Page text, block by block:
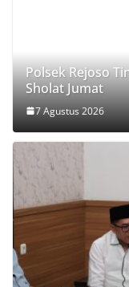
Polsek Rejoso
Sholat Jumat
7 Agustus 2026